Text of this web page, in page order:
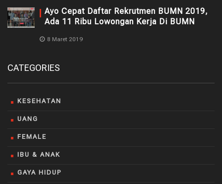
Ayo Cepat Daftar Rekrutmen BUMN 2019,
Ada 11 Ribu Lowongan Kerja Di BUMN
8 Maret 2019
CATEGORIES
KESEHATAN
UANG
FEMALE
IBU & ANAK
GAYA HIDUP